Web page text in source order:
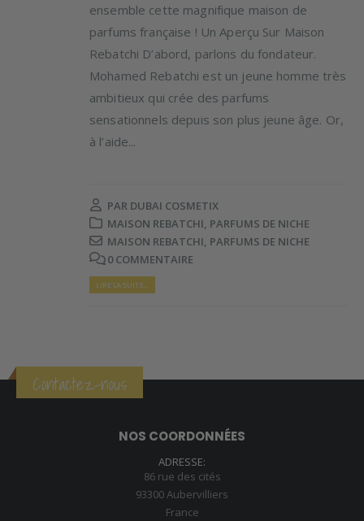
ensemble cette magnifique maison de
parfums française ! Un Aperçu Sur Maison
Rebatchi D’abord, parlons du fondateur.
Mohamed Rebatchi est un jeune homme très
ambitieux qui crée des parfums
sensationnels depuis son plus jeune âge. Or,
à l’aide...
PAR DUBAI COSMETIX
MAISON REBATCHI, PARFUMS DE NICHE
MAISON REBATCHI, PARFUMS DE NICHE
0 COMMENTAIRE
LIRE LA SUITE...
Contactez-nous
NOS COORDONNÉES
ADRESSE:
86 rue des cités
93300 Aubervilliers
France